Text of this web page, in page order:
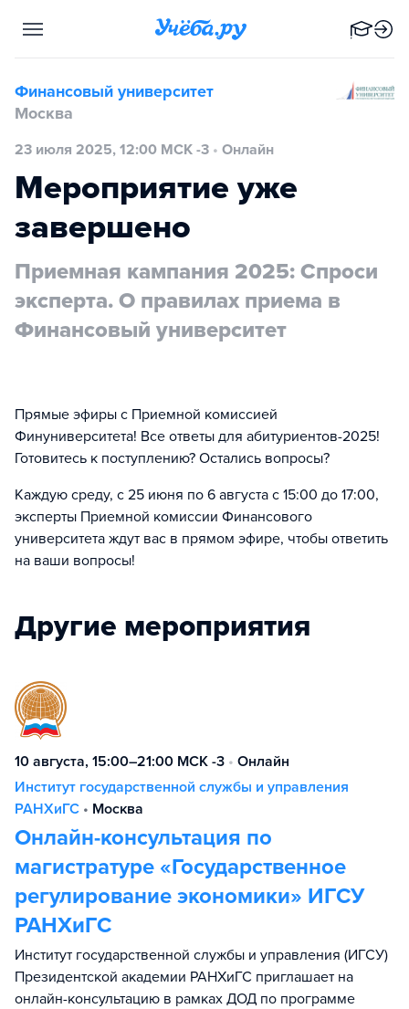
Финансовый университет
Москва
23 июля 2025, 12:00 МСК -3 • Онлайн
Мероприятие уже
завершено
Приемная кампания 2025: Спроси
эксперта. О правилах приема в
Финансовый университет
Прямые эфиры с Приемной комиссией
Финуниверситета! Все ответы для абитуриентов-2025!
Готовитесь к поступлению? Остались вопросы?
Каждую среду, с 25 июня по 6 августа с 15:00 до 17:00,
эксперты Приемной комиссии Финансового
университета ждут вас в прямом эфире, чтобы ответить
на ваши вопросы!
Другие мероприятия
10 августа, 15:00–21:00 МСК -3 • Онлайн
Институт государственной службы и управления
РАНХиГС • Москва
Онлайн-консультация по
магистратуре «Государственное
регулирование экономики» ИГСУ
РАНХиГС
Институт государственной службы и управления (ИГСУ)
Президентской академии РАНХиГС приглашает на
онлайн-консультацию в рамках ДОД по программе